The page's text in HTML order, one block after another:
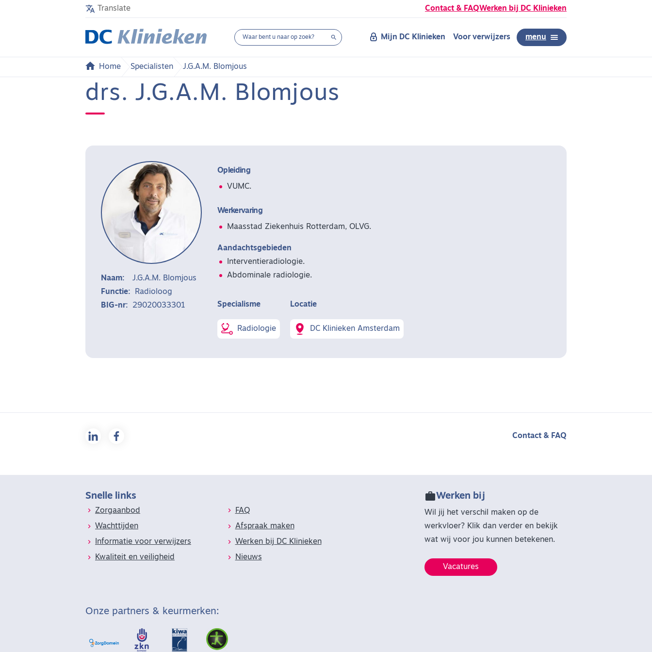
Translate Contact & FAQWerken bij DC Klinieken
 Mijn DC Klinieken Voor verwijzers menu
Home Specialisten J.G.A.M. Blomjous
drs. J.G.A.M. Blomjous
Naam:
J.G.A.M. Blomjous
Functie:
Radioloog
BIG-nr:
29020033301
Opleiding
VUMC.
Werkervaring
Maasstad Ziekenhuis Rotterdam, OLVG.
Aandachtsgebieden
Interventieradiologie.
Abdominale radiologie.
Specialisme
Radiologie
Locatie
DC Klinieken Amsterdam
Contact & FAQ
Snelle links
Zorgaanbod FAQ
Wachttijden Afspraak maken
Informatie voor verwijzers Werken bij DC Klinieken
Kwaliteit en veiligheid Nieuws
Werken bij
Wil jij het verschil maken op de
werkvloer? Klik dan verder en bekijk
wat wij voor jou kunnen betekenen.
Vacatures
Onze partners & keurmerken: